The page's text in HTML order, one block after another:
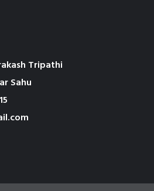
Tripathi
Sahu